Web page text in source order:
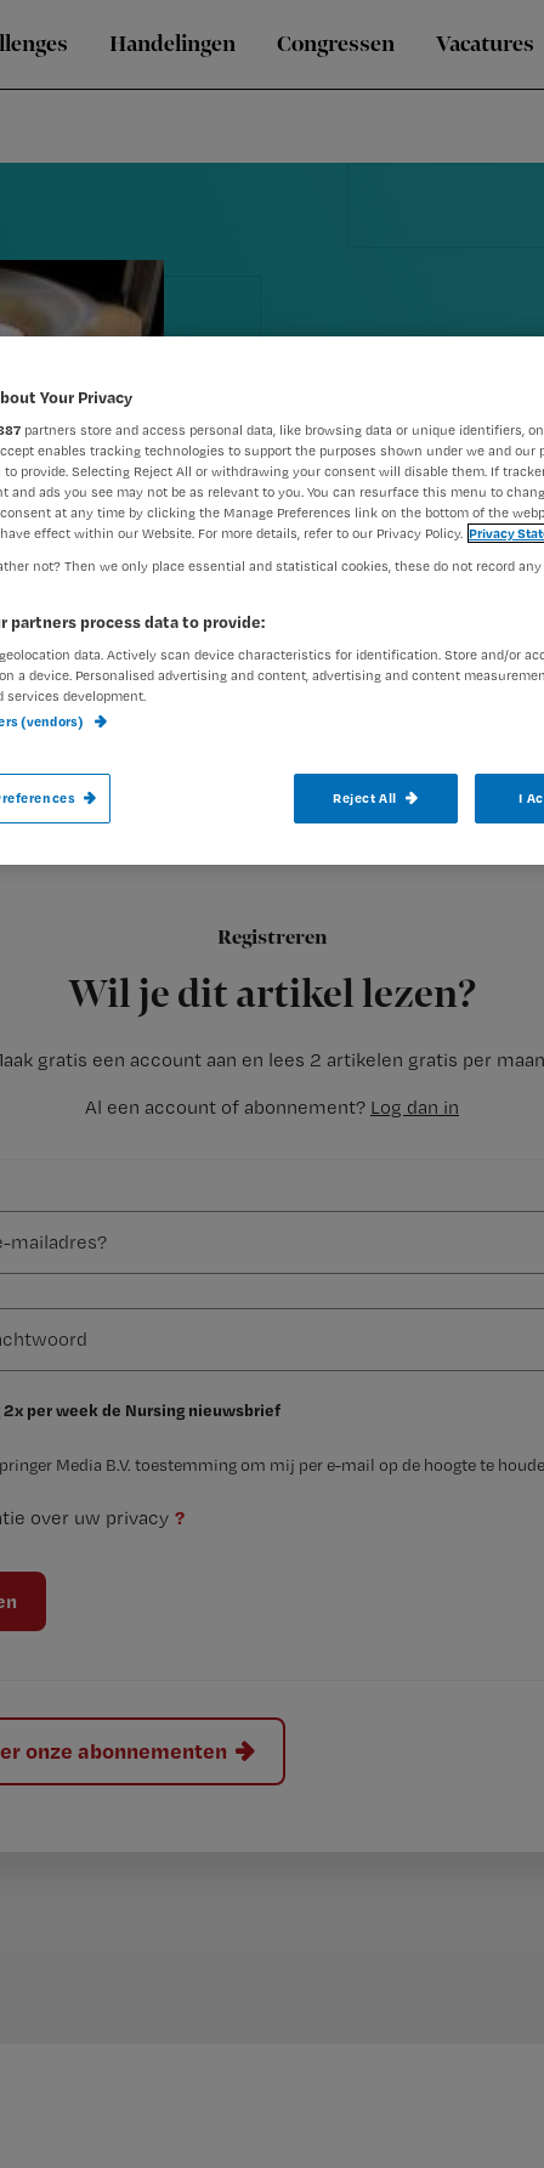
Handelingen Congressen Vacatures
Ziekenhuis
Auteur:
Registreren
Wil je dit artikel lezen?
gratis een account aan en lees 2 artikelen gratis per
Al een account of abonnement? Log dan in
2x per week de Nursing nieuwsbrief
Media B.V. toestemming om mij per e-mail op de hoogte te
over uw privacy ?
onze abonnementen
Patiënten in het ziekenhuis in Ede
Your Privacy
partners store and access personal data, like browsing data or unique identifiers,
enables tracking technologies to support the purposes shown under we and our
to provide. Selecting Reject All or withdrawing your consent will disable them. If
and ads you see may not be as relevant to you. You can resurface this menu to
at any time by clicking the Manage Preferences link on the bottom of the
effect within our Website. For more details, refer to our Privacy Policy. Privacy
not? Then we only place essential and statistical cookies, these do not record
partners process data to provide:
data. Actively scan device characteristics for identification. Store and/or
a device. Personalised advertising and content, advertising and content
services development.
(vendors)
Reject All I